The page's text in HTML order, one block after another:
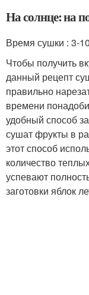
На солнце: на
Время сушки : 3-
Чтобы получить
данный рецепт
правильно
времени
удобный способ
сушат фрукты в
этот способ
количество
успевают
заготовки яблок